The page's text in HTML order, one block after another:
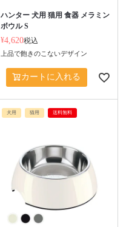
ハンター 犬用 猫用 食器 メラミン
ボウル S
¥4,620税込
上品で飽きのこないデザイン
カートに入れる
犬用 猫用 送料無料